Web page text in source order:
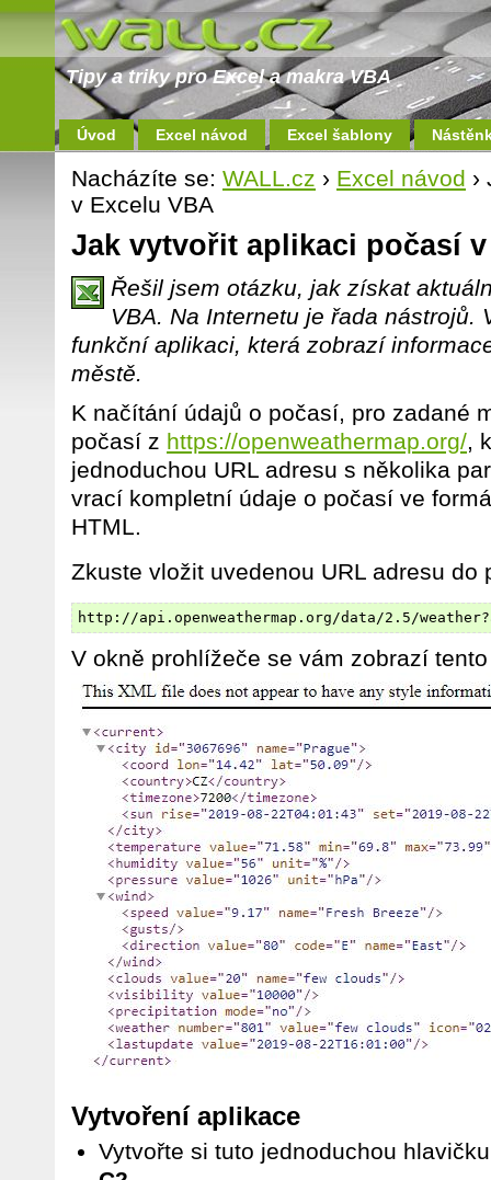
Tipy a triky pro Excel a makra VBA
Úvod Excel návod Excel šablony
Nacházíte se: WALL.cz › Excel návod ›
v Excelu VBA
Jak vytvořit aplikaci počasí
Řešil jsem otázku, jak získat
VBA. Na Internetu je řada nástrojů.
funkční aplikaci, která zobrazí
městě.
K načítání údajů o počasí, pro zadané
počasí z https://openweathermap.org/,
jednoduchou URL adresu s několika
vrací kompletní údaje o počasí ve
HTML.
Zkuste vložit uvedenou URL adresu do
http://api.openweathermap.org/data/2.5/
V okně prohlížeče se vám zobrazí
Vytvoření aplikace
Vytvořte si tuto jednoduchou